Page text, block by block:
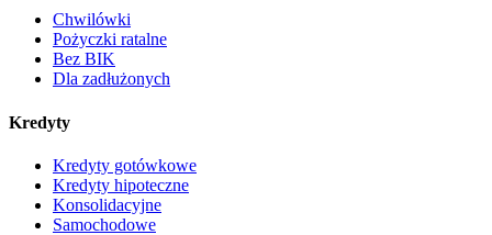
Chwilówki
Pożyczki ratalne
Bez BIK
Dla zadłużonych
Kredyty
Kredyty gotówkowe
Kredyty hipoteczne
Konsolidacyjne
Samochodowe